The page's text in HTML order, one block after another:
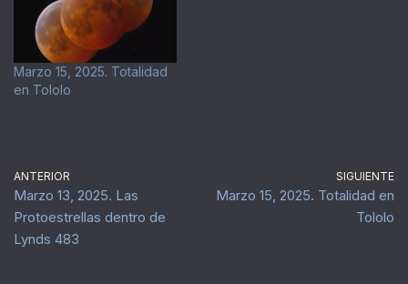
Marzo 15, 2025. Totalidad
en Tololo
ANTERIOR
Marzo 13, 2025. Las
Protoestrellas dentro de
Lynds 483
SIGUIENTE
Marzo 15, 2025. Totalidad en
Tololo